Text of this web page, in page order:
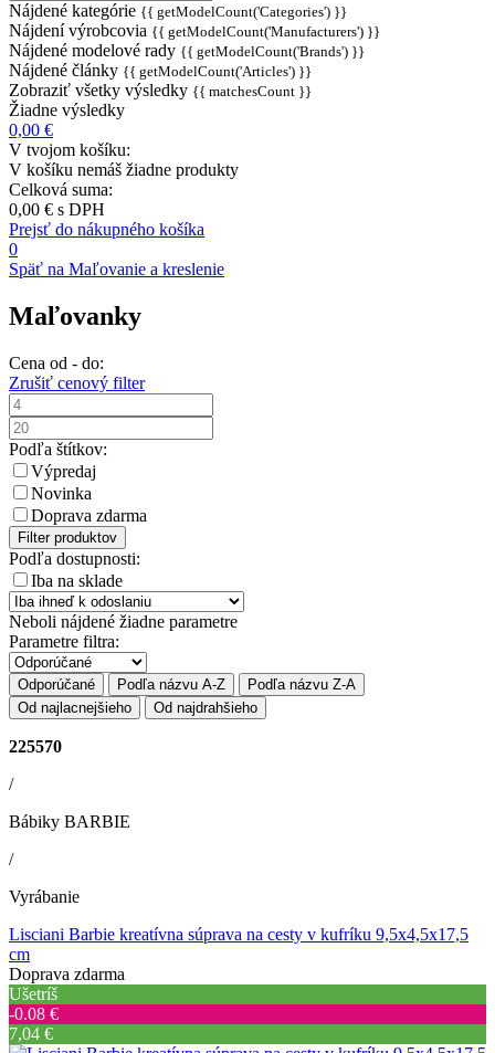
Nájdené kategórie {{ getModelCount('Categories') }}
Nájdení výrobcovia {{ getModelCount('Manufacturers') }}
Nájdené modelové rady {{ getModelCount('Brands') }}
Nájdené články {{ getModelCount('Articles') }}
Zobraziť všetky výsledky {{ matchesCount }}
Žiadne výsledky
0,00 €
V tvojom košíku:
V košíku nemáš žiadne produkty
Celková suma:
0,00 € s DPH
Prejsť do nákupného košíka
0
Späť na Maľovanie a kreslenie
Maľovanky
Cena od - do:
Zrušiť cenový filter
Podľa štítkov:
Výpredaj
Novinka
Doprava zdarma
Filter produktov
Podľa dostupnosti:
Iba na sklade
Neboli nájdené žiadne parametre
Parametre filtra:
Odporúčané Podľa názvu A-Z
Podľa názvu Z-A
Od najlacnejšieho
Od najdrahšieho
225570
/
Bábiky BARBIE
/
Vyrábanie
Lisciani Barbie kreatívna súprava na cesty v kufríku 9,5x4,5x17,5
cm
Doprava zdarma
Ušetríš
‐0.08 €
7,04 €